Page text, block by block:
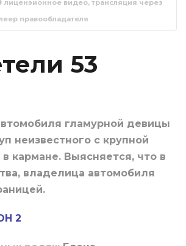
Свидетели 54
лицензионное видео, трансляция через
правообладателя
53
гламурной девицы
неизвестного с крупной
кармане. Выясняется, что в
владелица автомобиля
2